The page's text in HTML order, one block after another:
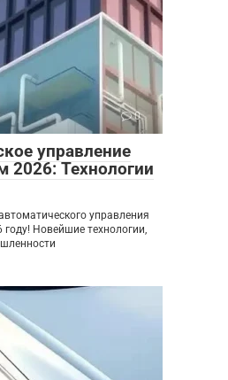
0
управление
2026: Технологии
управления
Новейшие технологии,